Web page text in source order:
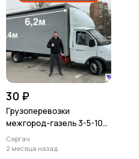
30 ₽
Грузоперевозки
межгород-газель 3-5-10
тонн
Сергач
2 месяца назад